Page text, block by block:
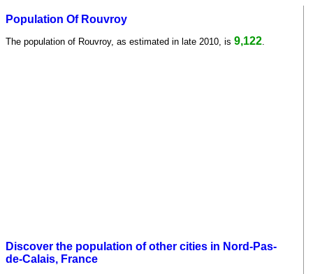
Population Of Rouvroy
The population of Rouvroy, as estimated in late 2010, is 9,122
Discover the population of other cities in Nord-Pas-
de-Calais, France